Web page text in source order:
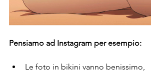
Pensiamo ad Instagram per esempio:
Le foto in bikini vanno benissimo,